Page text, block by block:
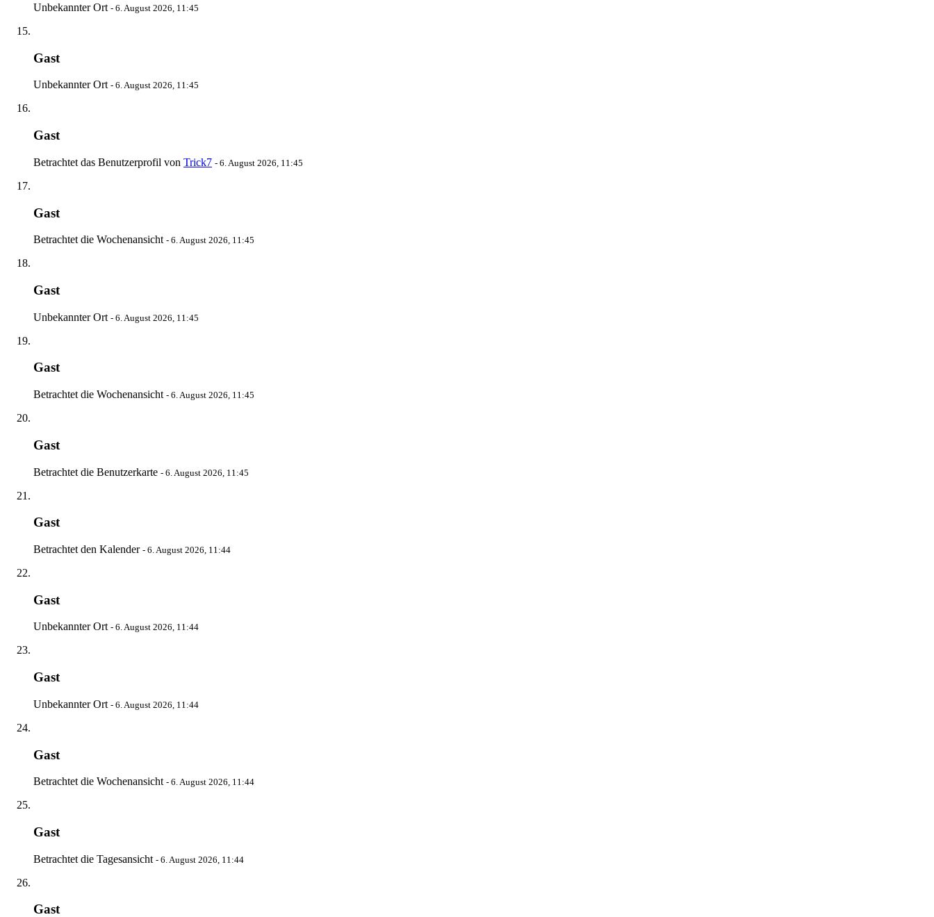
Unbekannter Ort - 6. August 2026, 11:45
Gast
Unbekannter Ort - 6. August 2026, 11:45
Gast
Betrachtet das Benutzerprofil von Trick7 - 6. August 2026, 11:45
Gast
Betrachtet die Wochenansicht - 6. August 2026, 11:45
Gast
Unbekannter Ort - 6. August 2026, 11:45
Gast
Betrachtet die Wochenansicht - 6. August 2026, 11:45
Gast
Betrachtet die Benutzerkarte - 6. August 2026, 11:45
Gast
Betrachtet den Kalender - 6. August 2026, 11:44
Gast
Unbekannter Ort - 6. August 2026, 11:44
Gast
Unbekannter Ort - 6. August 2026, 11:44
Gast
Betrachtet die Wochenansicht - 6. August 2026, 11:44
Gast
Betrachtet die Tagesansicht - 6. August 2026, 11:44
Gast